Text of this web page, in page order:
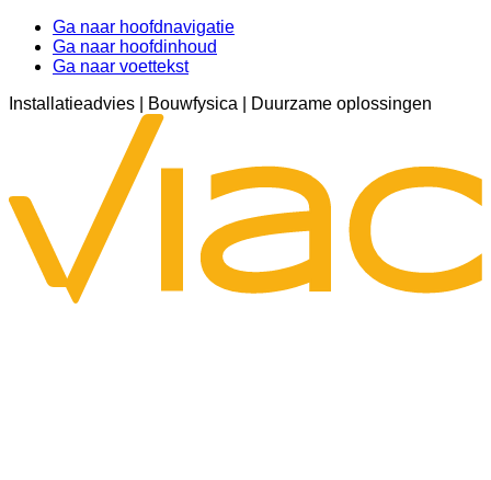
Ga naar hoofdnavigatie
Ga naar hoofdinhoud
Ga naar voettekst
Installatieadvies | Bouwfysica | Duurzame oplossingen